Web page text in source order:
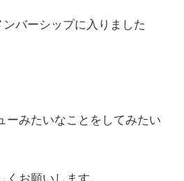
バーシップに入りました
ーみたいなことをしてみたい